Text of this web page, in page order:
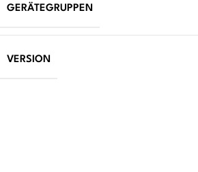
GERÄTEGRUPPEN
VERSION